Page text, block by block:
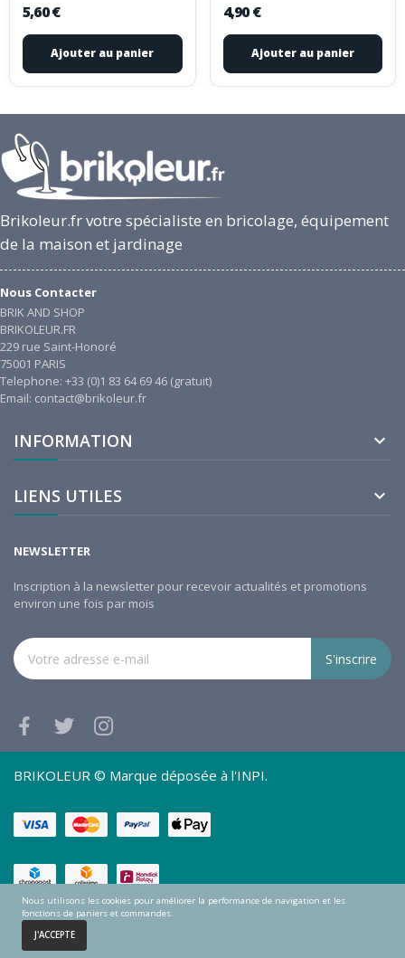
Accueil
5,60 €
Ajouter au panier
4,90 €
Ajouter au panier
Brikoleur.fr votre spécialiste en bricolage, équipement
de la maison et jardinage
Nous Contacter
BRIK AND SHOP
BRIKOLEUR.FR
229 rue Saint-Honoré
75001 PARIS
Telephone: +33 (0)1 83 64 69 46 (gratuit)
Email: contact@brikoleur.fr
INFORMATION 
LIENS UTILES 
NEWSLETTER
Inscription à la newsletter pour recevoir actualités et promotions
environ une fois par mois
S'inscrire
BRIKOLEUR © Marque déposée à l'INPI.
Nous utilisons les cookies pour améliorer la performance de navigation et les
fonctions de paniers et commandes.
J'ACCEPTE